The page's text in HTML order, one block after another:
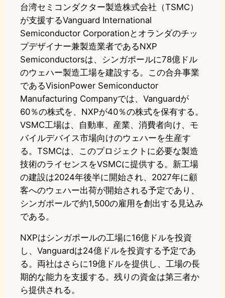
台湾セミコンダクター製造株式会社（TSMC）
が支援するVanguard International
Semiconductor Corporationとオランダのチッ
プデザイナー兼製造業者であるNXP
Semiconductorsは、シンガポールに78億ドル
のウェハー製造工場を建設する。この合弁事業
であるVisionPower Semiconductor
Manufacturing Companyでは、Vanguardが
60％の株式を、NXPが40％の株式を保有する。
VSMC工場は、自動車、産業、消費者向け、モ
バイルデバイス市場向けのウェハーを生産す
る。TSMCは、このプロジェクトに必要な製造
技術のライセンスをVSMCに提供する。新工場
の建設は2024年後半に開始され、2027年に顧
客へのウェハー出荷が開始される予定であり、
シンガポールで約1,500の雇用を創出する見込み
である。
NXPはシンガポールの工場に16億ドルを投資
し、Vanguardは24億ドルを投資する予定であ
る。両社はさらに19億ドルを提供し、工場の長
期的な能力を支援する。残りの資金は第三者か
ら提供される。